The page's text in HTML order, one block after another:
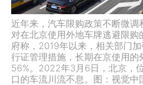
近年来，汽车限购政策不断微调
对在北京使用外地车牌逃避限购
府称，2019年以来，相关部门
行证管理措施，长期在京使用的
56%。2022年3月6日，北京，
口的车流川流不息。图：视觉中